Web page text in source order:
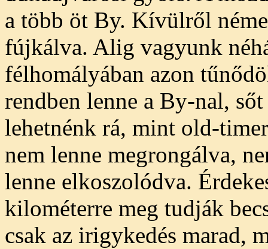
a több öt By. Kívülről
fújkálva. Alig vagyunk
félhomályában azon
rendben lenne a By-nal,
lehetnénk rá, mint old-
nem lenne megrongálva,
lenne elkoszolódva.
kilométerre meg tudják
csak az irigykedés marad,